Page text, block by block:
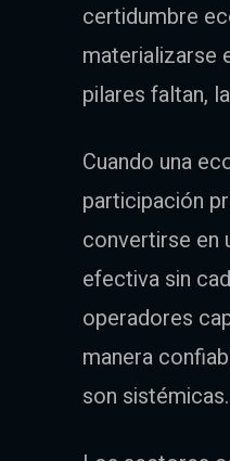
certidumbre
materializarse
pilares faltan,
Cuando una
participación
convertirse en
efectiva sin
operadores
manera
son sistémicas.